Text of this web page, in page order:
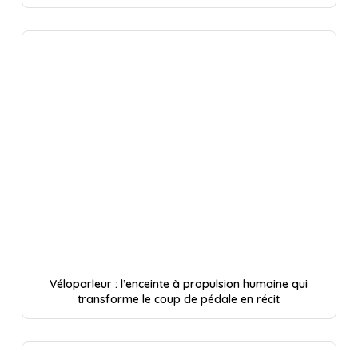
Véloparleur : l’enceinte à propulsion humaine qui
transforme le coup de pédale en récit